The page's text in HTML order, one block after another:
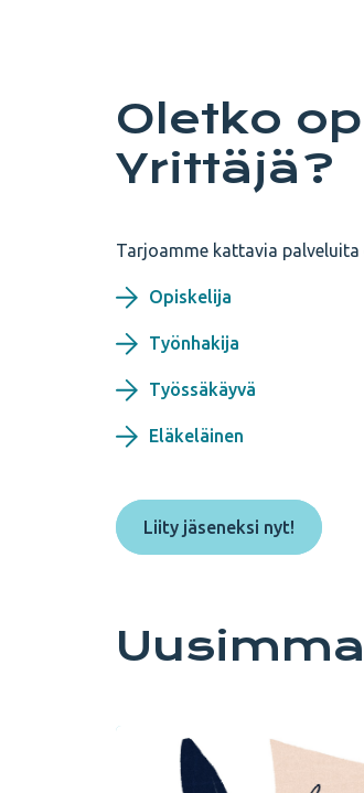
Oletko
Yrittäjä?
Tarjoamme kattavia
Opiskelija
Työnhakija
Työssäkäyvä
Eläkeläinen
Liity jäseneksi nyt!